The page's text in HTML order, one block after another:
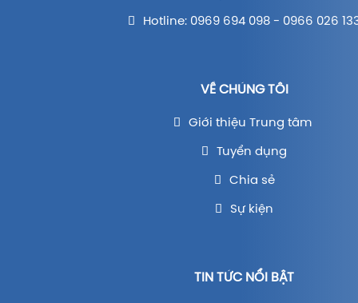
Hotline: 0969 694 098 - 0966 026
VỀ CHÚNG TÔI
Giới thiệu Trung tâm
Tuyển dụng
Chia sẻ
Sự kiện
TIN TỨC NỔI BẬT